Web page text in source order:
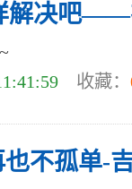
解决吧
收藏：
不孤单-